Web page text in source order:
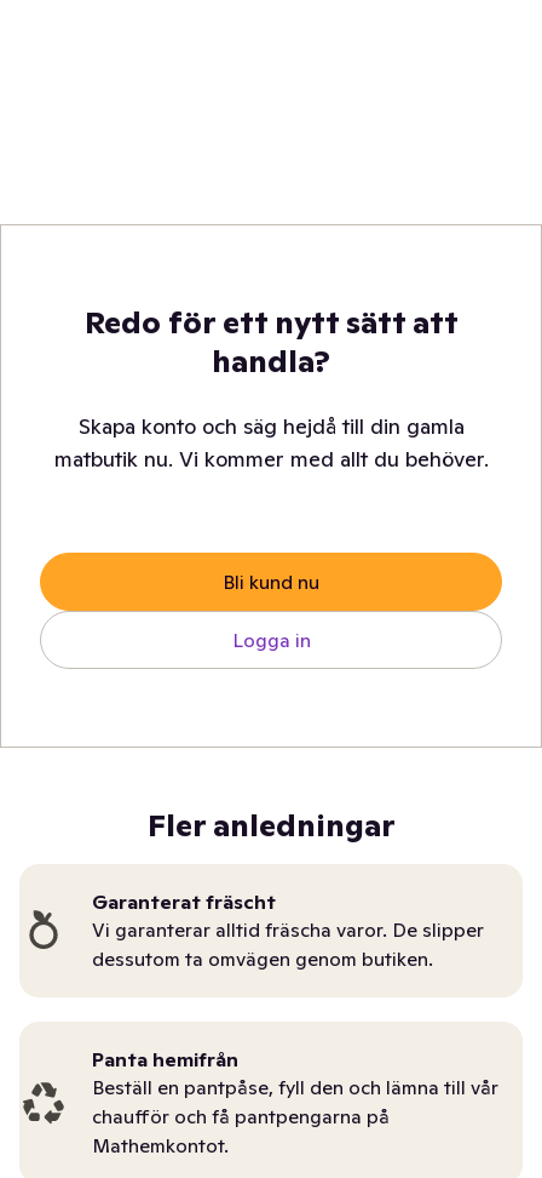
Redo för ett nytt sätt att
handla?
Skapa konto och säg hejdå till din gamla
matbutik nu. Vi kommer med allt du behöver.
Bli kund nu
Logga in
Fler anledningar
Garanterat fräscht
Vi garanterar alltid fräscha varor. De slipper
dessutom ta omvägen genom butiken.
Panta hemifrån
Beställ en pantpåse, fyll den och lämna till vår
chaufför och få pantpengarna på
Mathemkontot.